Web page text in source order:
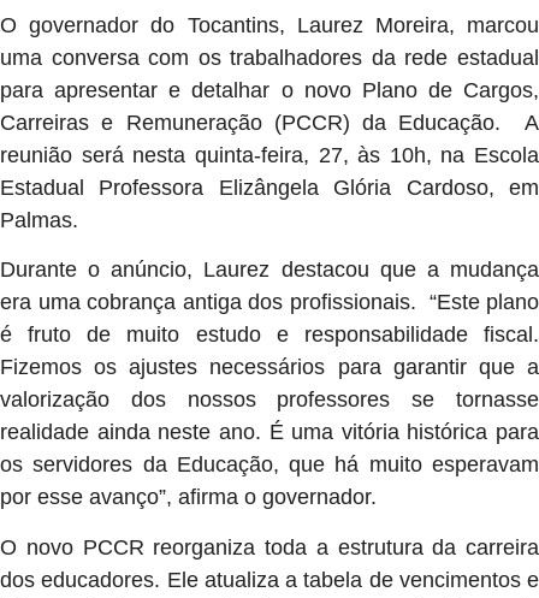
O governador do Tocantins, Laurez Moreira, marcou
uma conversa com os trabalhadores da rede estadual
para apresentar e detalhar o novo Plano de Cargos,
Carreiras e Remuneração (PCCR) da Educação. A
reunião será nesta quinta-feira, 27, às 10h, na Escola
Estadual Professora Elizângela Glória Cardoso, em
Palmas.
Durante o anúncio, Laurez destacou que a mudança
era uma cobrança antiga dos profissionais. “Este plano
é fruto de muito estudo e responsabilidade fiscal.
Fizemos os ajustes necessários para garantir que a
valorização dos nossos professores se tornasse
realidade ainda neste ano. É uma vitória histórica para
os servidores da Educação, que há muito esperavam
por esse avanço”, afirma o governador.
O novo PCCR reorganiza toda a estrutura da carreira
dos educadores. Ele atualiza a tabela de vencimentos e